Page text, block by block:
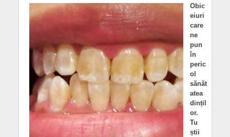
Obic
eiuri
care
ne
pun
în
peric
ol
sănăt
atea
dințil
or.
Tu
știi